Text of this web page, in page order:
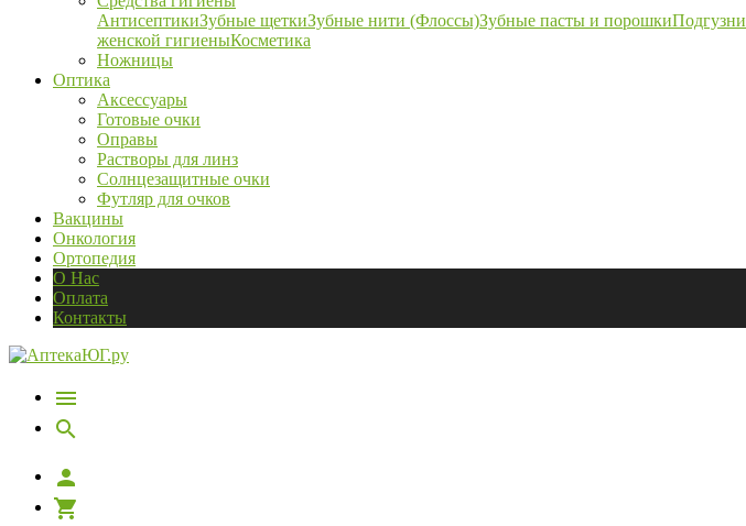
АнтисептикиЗубные щеткиЗубные нити (Флоссы)Зубные пасты и порошки
женской гигиеныКосметика
Ножницы
Оптика
Аксессуары
Готовые очки
Оправы
Растворы для линз
Солнцезащитные очки
Футляр для очков
Вакцины
Онкология
Ортопедия
О Нас
Оплата
Контакты